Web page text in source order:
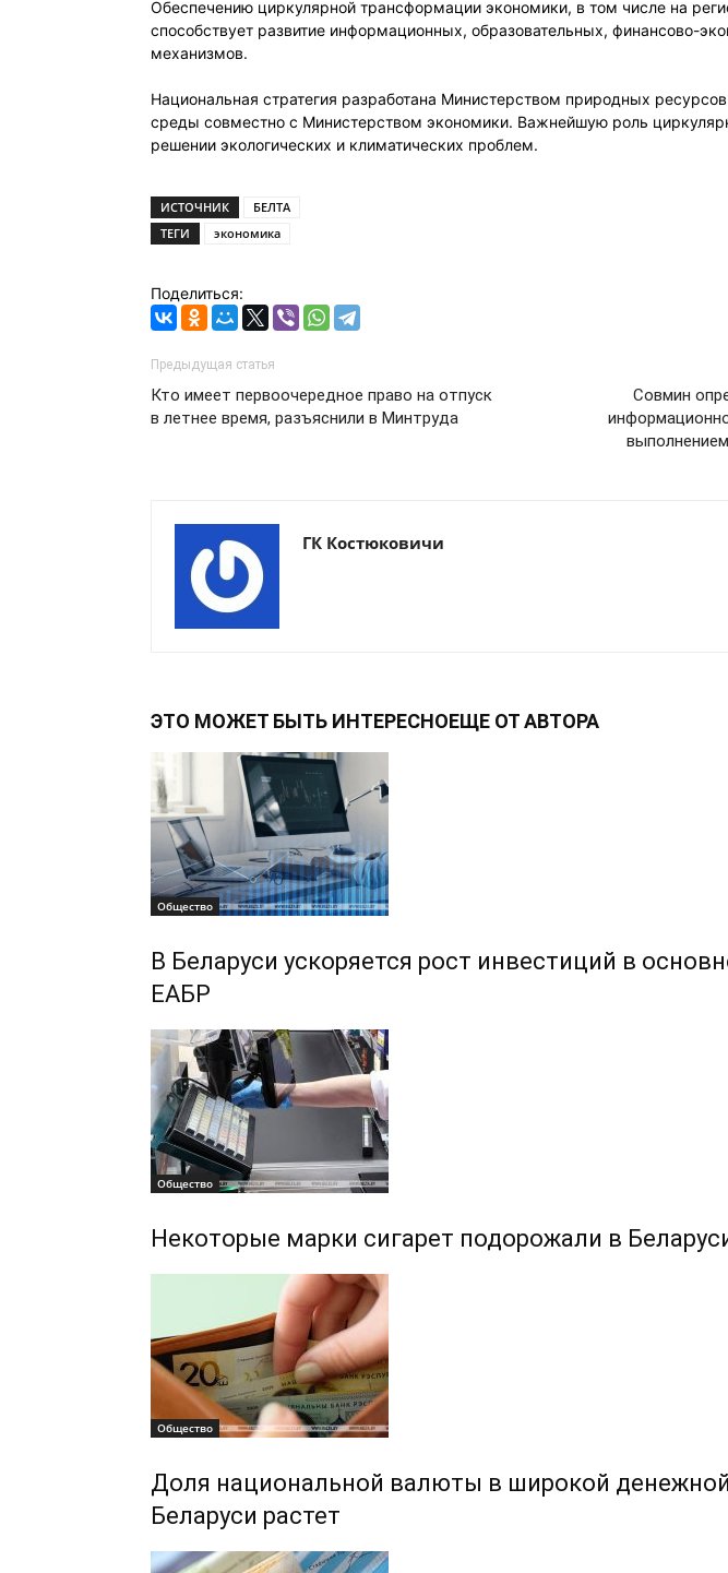
Обеспечению циркулярной трансформации экономики, в том числе на
способствует развитие информационных, образовательных, финансово-
механизмов.
Национальная стратегия разработана Министерством природных
среды совместно с Министерством экономики. Важнейшую роль
решении экологических и климатических проблем.
ИСТОЧНИК
БЕЛТА
ТЕГИ
экономика
Поделиться:
Предыдущая статья
Кто имеет первоочередное право на отпуск
в летнее время, разъяснили в Минтруда
Совмин
ГК Костюковичи
ЭТО МОЖЕТ БЫТЬ ИНТЕРЕСНОЕЩЕ ОТ АВТОРА
Общество
В Беларуси ускоряется рост инвестиций в
ЕАБР
Общество
Некоторые марки сигарет подорожали в
Общество
Доля национальной валюты в широкой
Беларуси растет